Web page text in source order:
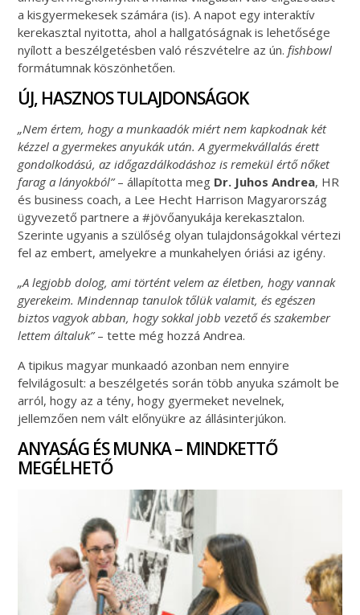
a kisgyermekesek számára (is). A napot egy interaktív
kerekasztal nyitotta, ahol a hallgatóságnak is lehetősége
nyílott a beszélgetésben való részvételre az ún. fishbowl
formátumnak köszönhetően.
ÚJ, HASZNOS TULAJDONSÁGOK
„Nem értem, hogy a munkaadók miért nem kapkodnak két
kézzel a gyermekes anyukák után. A gyermekvállalás érett
gondolkodású, az időgazdálkodáshoz is remekül értő nőket
farag a lányokból”– állapította meg Dr. Juhos Andrea, HR
és business coach, a Lee Hecht Harrison Magyarország
ügyvezető partnere a #jövőanyukája kerekasztalon.
Szerinte ugyanis a szülőség olyan tulajdonságokkal vértezi
fel az embert, amelyekre a munkahelyen óriási az igény.
„A legjobb dolog, ami történt velem az életben, hogy vannak
gyerekeim. Mindennap tanulok tőlük valamit, és egészen
biztos vagyok abban, hogy sokkal jobb vezető és szakember
lettem általuk”– tette még hozzá Andrea.
A tipikus magyar munkaadó azonban nem ennyire
felvilágosult: a beszélgetés során több anyuka számolt be
arról, hogy az a tény, hogy gyermeket nevelnek,
jellemzően nem vált előnyükre az állásinterjúkon.
ANYASÁG ÉS MUNKA – MINDKETTŐ
MEGÉLHETŐ